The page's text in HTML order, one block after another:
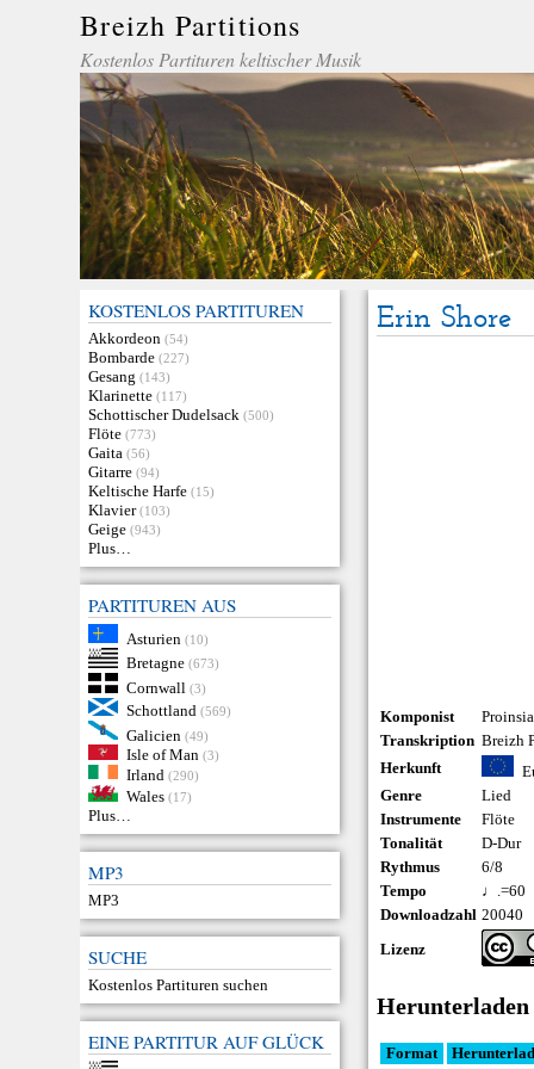
Breizh Partitions
Kostenlos Partituren keltischer Musik
KOSTENLOS PARTITUREN
Akkordeon (54)
Bombarde (227)
Gesang (143)
Klarinette (117)
Schottischer Dudelsack (500)
Flöte (773)
Gaita (56)
Gitarre (94)
Keltische Harfe (15)
Klavier (103)
Geige (943)
Plus…
PARTITUREN AUS
Asturien (10)
Bretagne (673)
Cornwall (3)
Schottland (569)
Galicien (49)
Isle of Man (3)
Irland (290)
Wales (17)
Plus…
MP3
MP3
SUCHE
Kostenlos Partituren suchen
EINE PARTITUR AUF GLÜCK
Erin Shore
Komponist
Transkription Breizh
Herkunft
Genre
Lied
Instrumente
Flöte
Tonalität
D-Dur
Rythmus
6/8
Tempo
♩.=60
Downloadzahl 20040
Lizenz
Herunterladen
Format